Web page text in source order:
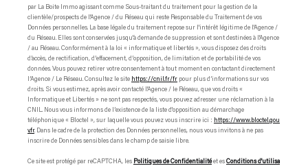
par La Boite Immo agissant comme Sous-traitant du traitement pour la gestion de la
clientèle/prospects de l'Agence / du Réseau qui reste Responsable du Traitement de vos
Données personnelles. La base légale du traitement repose sur l'intérêt légitime de l'Agence /
du Réseau. Elles sont conservées jusqu'à demande de suppression et sont destinées à l'Agence
/ au Réseau. Conformément à la loi « informatique et libertés », vous disposez des droits
d’accès, de rectification, d’effacement, d’opposition, de limitation et de portabilité de vos
données. Vous pouvez retirer votre consentement à tout moment en contactant directement
l’Agence / Le Réseau. Consultez le site https://cnil.fr/fr pour plus d’informations sur vos
droits. Si vous estimez, après avoir contacté l'Agence / le Réseau, que vos droits «
Informatique et Libertés » ne sont pas respectés, vous pouvez adresser une réclamation à la
CNIL. Nous vous informons de l’existence de la liste d'opposition au démarchage
téléphonique « Bloctel », sur laquelle vous pouvez vous inscrire ici : https://www.bloctel.gou
v.fr. Dans le cadre de la protection des Données personnelles, nous vous invitons à ne pas
inscrire de Données sensibles dans le champ de saisie libre.
Ce site est protégé par reCAPTCHA, les Politiques de Confidentialitéet es Conditions d'utilisa